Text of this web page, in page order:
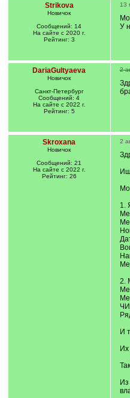
Strikova
Новичок
Сообщений: 14
На сайте с 2020 г.
Рейтинг: 3
13
У
DariaGultyaeva
Новичок
Санкт-Петербург
Сообщений: 4
На сайте с 2022 г.
Рейтинг: 5
2
Skroxana
Новичок
Сообщений: 21
На сайте с 2022 г.
Рейтинг: 26
2
1.
2.
И